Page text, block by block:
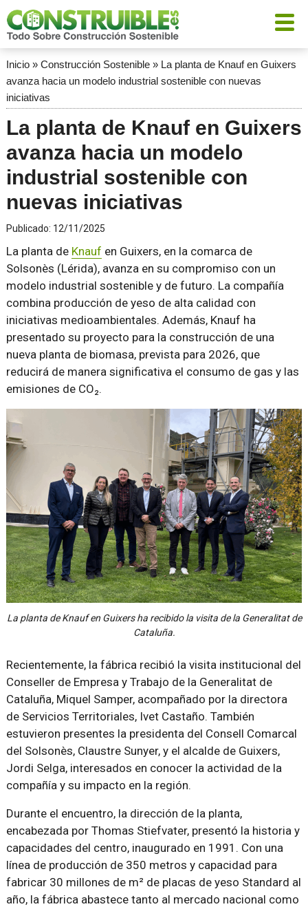
Inicio» Construcción Sostenible» La planta de Knauf en Guixers
avanza hacia un modelo industrial sostenible con nuevas
iniciativas
La planta de Knauf en Guixers
avanza hacia un modelo
industrial sostenible con
nuevas iniciativas
Publicado: 12/11/2025
La planta de Knauf en Guixers, en la comarca de
Solsonès (Lérida), avanza en su compromiso con un
modelo industrial sostenible y de futuro. La compañía
combina producción de yeso de alta calidad con
iniciativas medioambientales. Además, Knauf ha
presentado su proyecto para la construcción de una
nueva planta de biomasa, prevista para 2026, que
reducirá de manera significativa el consumo de gas y las
emisiones de CO₂.
La planta de Knauf en Guixers ha recibido la visita de la Generalitat de
Cataluña.
Recientemente, la fábrica recibió la visita institucional del
Conseller de Empresa y Trabajo de la Generalitat de
Cataluña, Miquel Samper, acompañado por la directora
de Servicios Territoriales, Ivet Castaño. También
estuvieron presentes la presidenta del Consell Comarcal
del Solsonès, Claustre Sunyer, y el alcalde de Guixers,
Jordi Selga, interesados en conocer la actividad de la
compañía y su impacto en la región.
Durante el encuentro, la dirección de la planta,
encabezada por Thomas Stiefvater, presentó la historia y
capacidades del centro, inaugurado en 1991. Con una
línea de producción de 350 metros y capacidad para
fabricar 30 millones de m² de placas de yeso Standard al
año, la fábrica abastece tanto al mercado nacional como